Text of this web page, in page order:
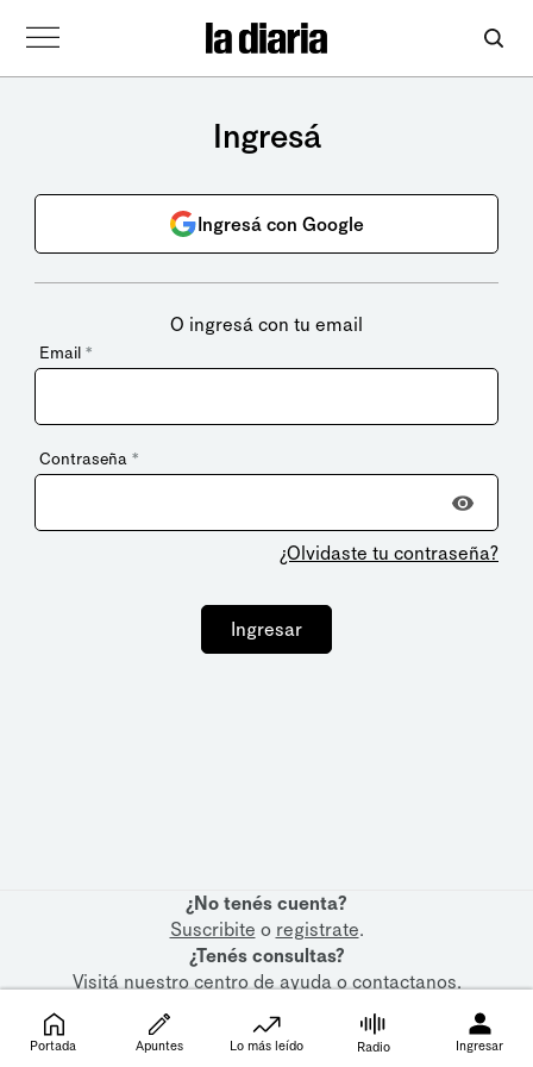
Ingresá
Ingresá con Google
O ingresá con tu email
Email *
Contraseña *
¿Olvidaste tu contraseña?
Ingresar
¿No tenés cuenta?
Suscribite o registrate.
¿Tenés consultas?
Visitá nuestrocentro de ayudaocontactanos.
Portada Apuntes Lo más leído Radio Ingresar